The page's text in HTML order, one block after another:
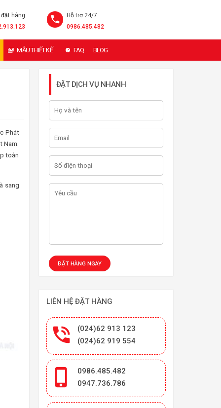
Hỗ trợ 24/7
0986.485.482
đặt hàng
MẪU THIẾT KẾ FAQ BLOG
Phát
toàn
sang
ĐẶT DỊCH VỤ NHANH
LIÊN HỆ ĐẶT HÀNG

(024)62 913 123
(024)62 919 554

0986.485.482
0947.736.786